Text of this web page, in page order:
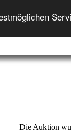
Startseite
Die Auktion